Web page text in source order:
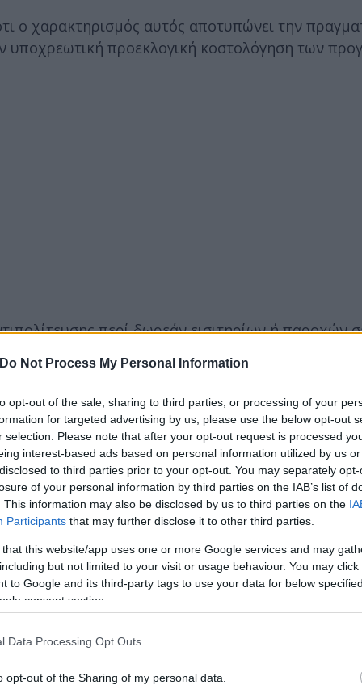
Do Not Process My Personal Information
opt-out of the sale, sharing to third parties, or processing of your
for targeted advertising by us, please use the below opt-out
selection. Please note that after your opt-out request is processed
interest-based ads based on personal information utilized by us
to third parties prior to your opt-out. You may separately
of your personal information by third parties on the IAB’s list of
This information may also be disclosed by us to third parties on the
Participants that may further disclose it to other third parties.
that this website/app uses one or more Google services and may
but not limited to your visit or usage behaviour. You may
to Google and its third-party tags to use your data for below
consent section.
Data Processing Opt Outs
opt-out of the Sharing of my personal data.
ο χαρακτηρισμός αυτός αποτυπώνει την
υποχρεωτική προεκλογική κοστολόγηση των
περί δωρεάν εισιτηρίων ή παροχών
φορολογουμένων».
σχολίασε τις εσωκομματικές ισορροπίες με
εισαγγελική πρόταση στην υπόθεση της Άννας-